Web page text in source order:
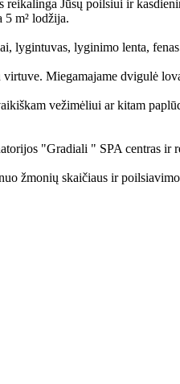
reikalinga Jūsų poilsiui ir
5 m² lodžija.
lygintuvas, lyginimo lenta,
virtuve. Miegamajame dvigulė
vežimėliui ar kitam
"Gradiali " SPA centras ir
žmonių skaičiaus ir